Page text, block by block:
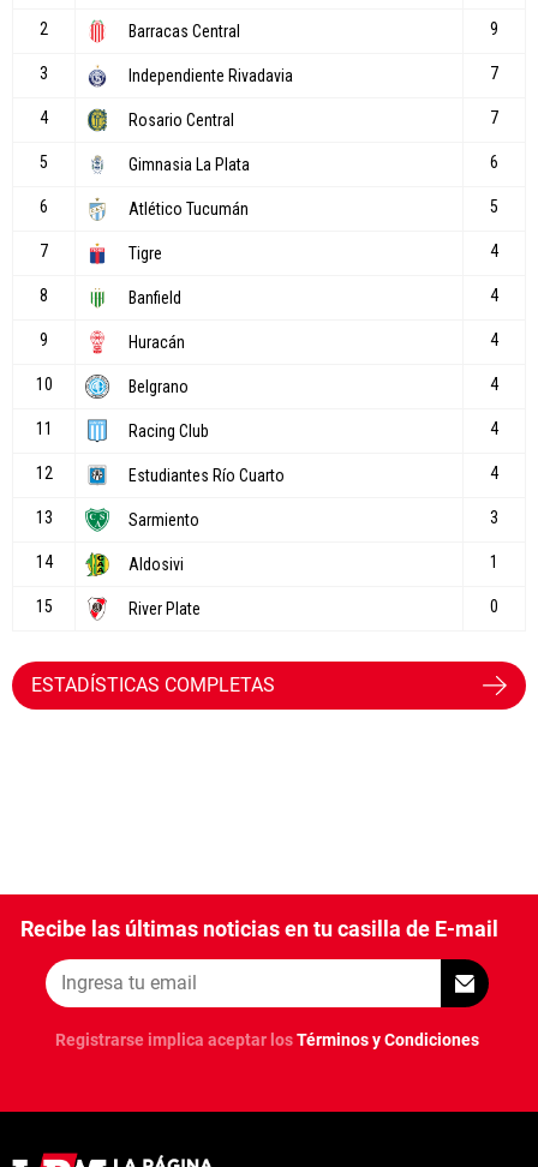
ESTADÍSTICAS COMPLETAS
Recibe las últimas noticias en tu casilla de E-mail
Registrarse implica aceptar losTérminos y Condiciones